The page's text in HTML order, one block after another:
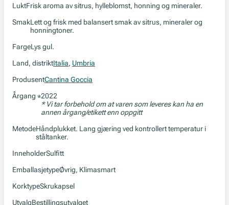
LuktFrisk aroma av sitrus, hylleblomst, honning og mineraler.
SmakLett og frisk med balansert smak av sitrus, mineraler og
honningtoner.
FargeLys gul.
Land, distriktItalia, Umbria
ProdusentCantina Goccia
Årgang *2022
* Vi tar forbehold om at varen som leveres kan ha en
annen årgang/etikett enn oppgitt
MetodeHåndplukket. Lang gjæring ved kontrollert temperatur i
ståltanker.
InneholderSulfitt
EmballasjetypeØvrig, Klimasmart
KorktypeSkrukapsel
UtvalgBestillingsutvalget